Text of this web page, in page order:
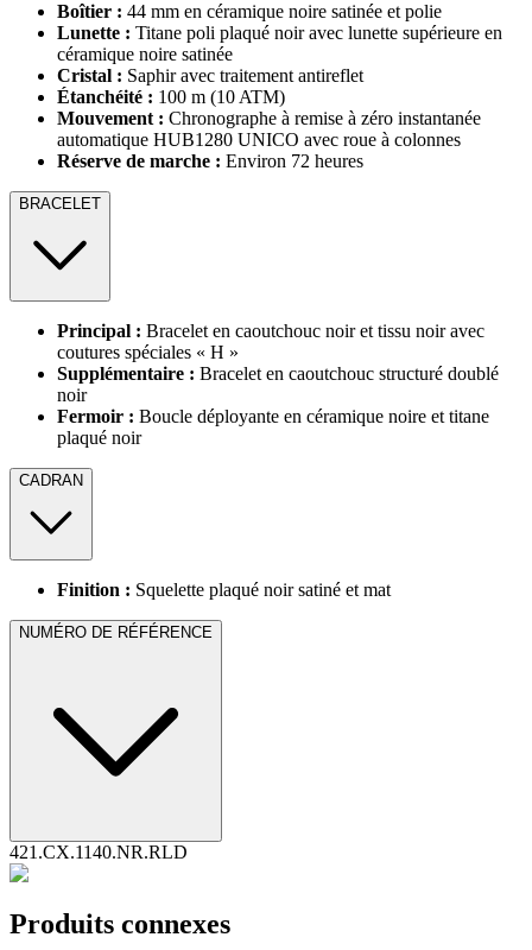
Boîtier : 44 mm en céramique noire satinée et polie
Lunette : Titane poli plaqué noir avec lunette supérieure en
céramique noire satinée
Cristal : Saphir avec traitement antireflet
Étanchéité : 100 m (10 ATM)
Mouvement : Chronographe à remise à zéro instantanée
automatique HUB1280 UNICO avec roue à colonnes
Réserve de marche : Environ 72 heures
BRACELET
Principal : Bracelet en caoutchouc noir et tissu noir avec
coutures spéciales « H »
Supplémentaire : Bracelet en caoutchouc structuré doublé
noir
Fermoir : Boucle déployante en céramique noire et titane
plaqué noir
CADRAN
Finition : Squelette plaqué noir satiné et mat
NUMÉRO DE RÉFÉRENCE
421.CX.1140.NR.RLD
Produits connexes